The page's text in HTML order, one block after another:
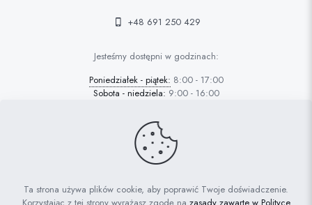
+48 691 250 429
Jesteśmy dostępni w godzinach:
Poniedziałek - piątek: 8:00 - 17:00
Sobota - niedziela: 9:00 - 16:00
© 2022 FAFARAFA | Haft Piotrków Trybunalski |
Projektowanie
stron Piotrków: AdrianGrzybek.pl
Ta strona używa plików cookie, aby poprawić Twoje doświadczenie.